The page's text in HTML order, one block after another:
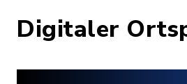
Digitaler